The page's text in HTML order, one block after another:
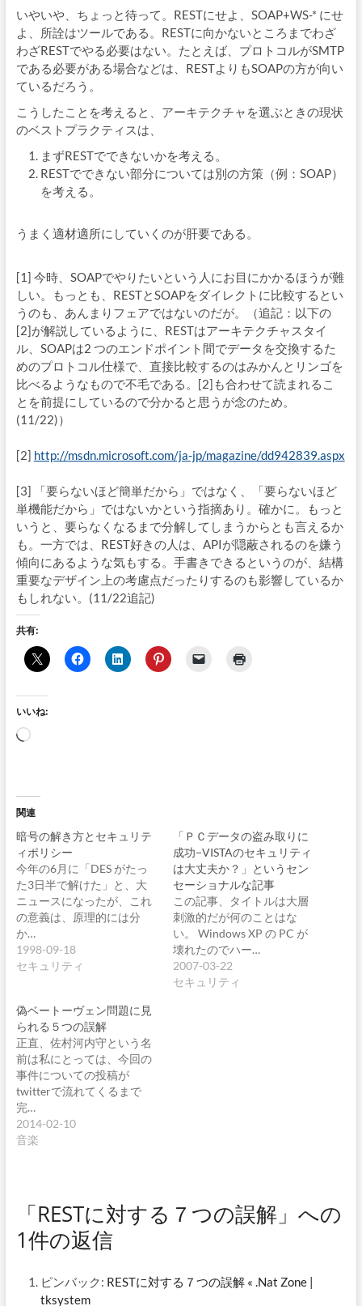
いやいや、ちょっと待って。RESTにせよ、SOAP+WS-* にせ
よ、所詮はツールである。RESTに向かないところまでわざ
わざRESTでやる必要はない。たとえば、プロトコルがSMTP
である必要がある場合などは、RESTよりもSOAPの方が向い
ているだろう。
こうしたことを考えると、アーキテクチャを選ぶときの現状
のベストプラクティスは、
まずRESTでできないかを考える。
RESTでできない部分については別の方策（例：SOAP）
を考える。
うまく適材適所にしていくのが肝要である。
[1] 今時、SOAPでやりたいという人にお目にかかるほうが難
しい。もっとも、RESTとSOAPをダイレクトに比較するとい
うのも、あんまりフェアではないのだが。（追記：以下の
[2]が解説しているように、RESTはアーキテクチャスタイ
ル、SOAPは2 つのエンドポイント間でデータを交換するた
めのプロトコル仕様で、直接比較するのはみかんとリンゴを
比べるようなもので不毛である。[2]も合わせて読まれるこ
とを前提にしているので分かると思うが念のため。
(11/22)）
[2] http://msdn.microsoft.com/ja-jp/magazine/dd942839.aspx
[3] 「要らないほど簡単だから」ではなく、「要らないほど
単機能だから」ではないかという指摘あり。確かに。もっと
いうと、要らなくなるまで分解してしまうからとも言えるか
も。一方では、REST好きの人は、APIが隠蔽されるのを嫌う
傾向にあるような気もする。手書きできるというのが、結構
重要なデザイン上の考慮点だったりするのも影響しているか
もしれない。(11/22追記)
共有:
いいね:
読
中…
関連
暗号の解き方とセキュリテ
ィポリシー
今年の6月に「DES がたっ
た3日半で解けた」と、大
ニュースになったが、これ
の意義は、原理的には分
か…
1998-09-18
セキュリティ
「ＰＣデータの盗み取りに
成功−VISTAのセキュリティ
は大丈夫か？」というセン
セーショナルな記事
この記事、タイトルは大層
刺激的だが何のことはな
い。 Windows XP の PC が
壊れたのでハー…
2007-03-22
セキュリティ
偽ベートーヴェン問題に見
られる５つの誤解
正直、佐村河内守という名
前は私にとっては、今回の
事件についての投稿が
twitterで流れてくるまで
完…
2014-02-10
音楽
「RESTに対する７つの誤解」への
1件の返信
ピンバック: RESTに対する７つの誤解 « .Nat Zone |
tksystem